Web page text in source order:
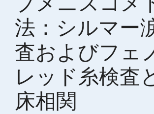
法：シルマー
査およびフェ
レッド糸検査
床相関